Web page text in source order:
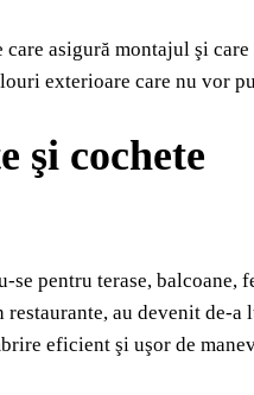
asigură montajul şi
exterioare care nu vor
şi cochete
pentru terase, balcoane,
au devenit de-
eficient şi uşor de